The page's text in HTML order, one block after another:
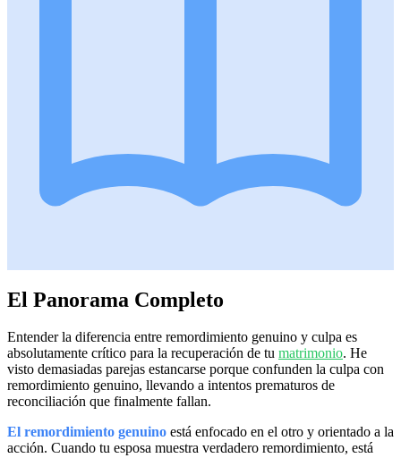
El Panorama Completo
Entender la diferencia entre remordimiento genuino y culpa es
absolutamente crítico para la recuperación de tu matrimonio. He
visto demasiadas parejas estancarse porque confunden la culpa con
remordimiento genuino, llevando a intentos prematuros de
reconciliación que finalmente fallan.
El remordimiento genuino está enfocado en el otro y orientado a la
acción. Cuando tu esposa muestra verdadero remordimiento, está